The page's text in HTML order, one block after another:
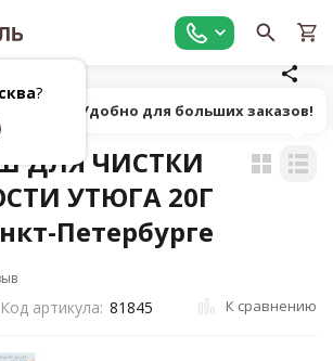
? товары для рукоделия
ДЛЯ ЧИСТКИ
УТЮГА 20Г
Петербурге
Код артикула: 81845 К сравнению
Попробуй! Удобно для больших заказов!